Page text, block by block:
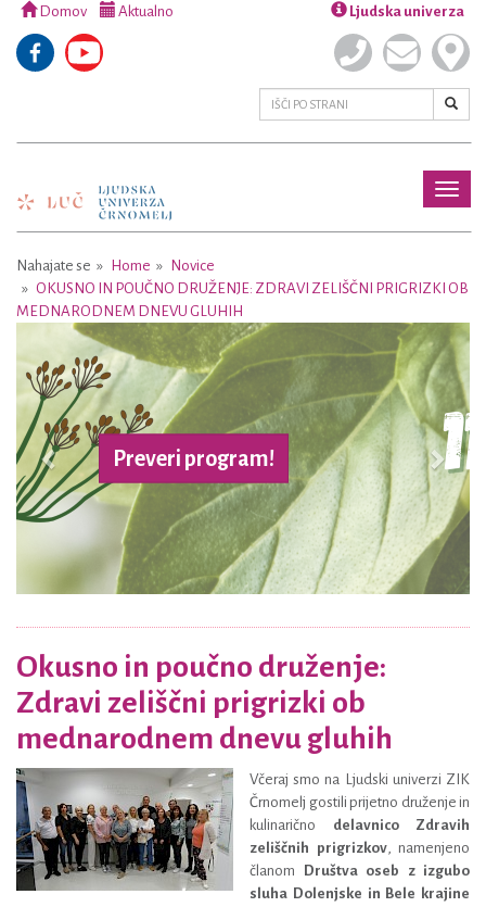
Domov Aktualno Ljudska univerza
Nahajate se Home
Novice
OKUSNO IN POUČNO DRUŽENJE: ZDRAVI ZELIŠČNI PRIGRIZKI OB
MEDNARODNEM DNEVU GLUHIH
Preveri program!
Previous Next
Okusno in poučno druženje:
Zdravi zeliščni prigrizki ob
mednarodnem dnevu gluhih
Včeraj smo na Ljudski univerzi ZIK
Črnomelj gostili prijetno druženje in
kulinarično delavnico Zdravih
zeliščnih prigrizkov, namenjeno
članom
Društva oseb z izgubo
sluha Dolenjske in Bele krajine